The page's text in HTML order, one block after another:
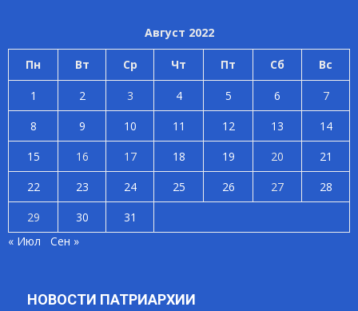
Август 2022
Пн Вт Ср Чт Пт Сб Вс
1 2 3 4 5 6
7
8
9 10 11 12 13
14
15
16 17 18 19 20
21
22
23 24 25 26 27
28
29
30
31
« Июл
Сен »
НОВОСТИ ПАТРИАРХИИ